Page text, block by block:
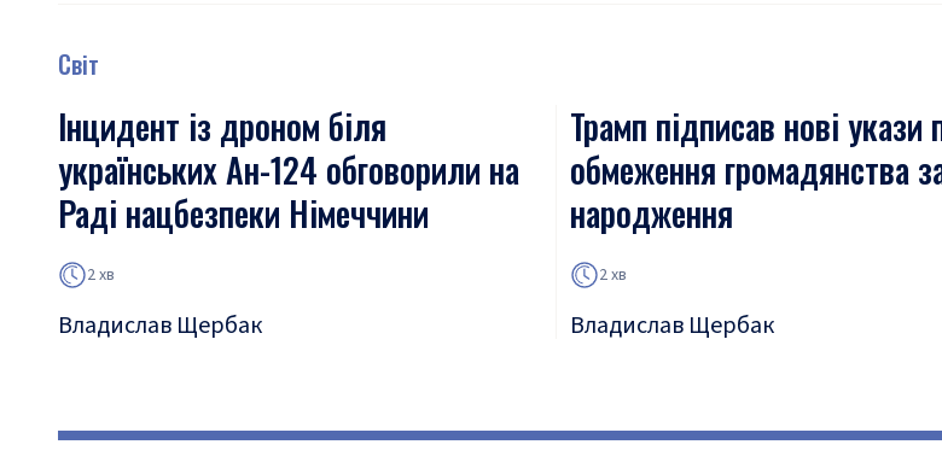
Світ
Інцидент із дроном біля
українських Ан-124 обговорили на
Раді нацбезпеки Німеччини
2 хв
Владислав Щербак
Трамп підписав нові укази
обмеження громадянства
народження
2 хв
Владислав Щербак